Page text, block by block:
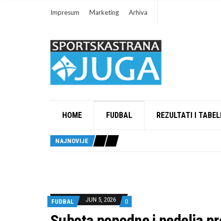
Impresum Marketing Arhiva
HOME FUDBAL REZULTATI I
NAJNOVIJE
FUDBAL JUN 5, 2026 0